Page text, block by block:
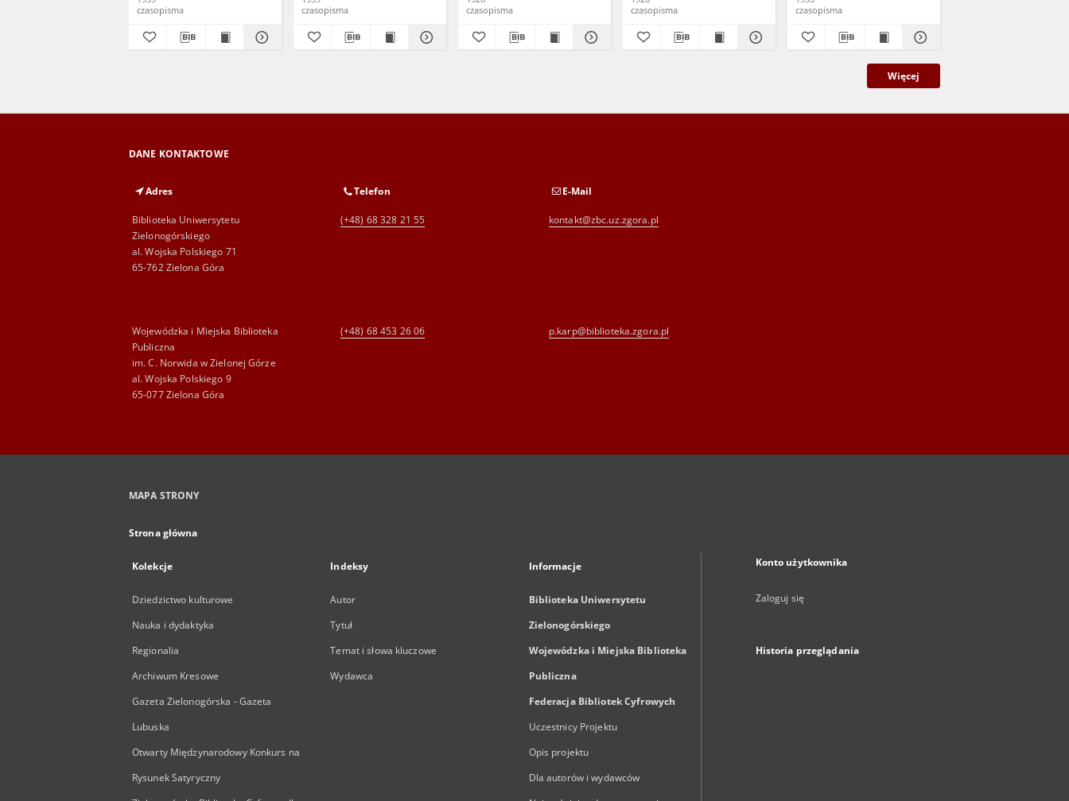
czasopisma
czasopisma
czasopisma
czasopisma
czasopisma
Więcej
DANE KONTAKTOWE
Adres
Biblioteka Uniwersytetu
Zielonogórskiego
al. Wojska Polskiego 71
65-762 Zielona Góra
Telefon
(+48) 68 328 21 55
E-Mail
kontakt@zbc.uz.zgora.pl
Wojewódzka i Miejska Biblioteka
Publiczna
im. C. Norwida w Zielonej Górze
al. Wojska Polskiego 9
65-077 Zielona Góra
(+48) 68 453 26 06 p.karp@biblioteka.zgora.pl
MAPA STRONY
Strona główna
Kolekcje
Dziedzictwo kulturowe
Nauka i dydaktyka
Regionalia
Archiwum Kresowe
Gazeta Zielonogórska - Gazeta
Lubuska
Otwarty Międzynarodowy Konkurs na
Rysunek Satyryczny
Indeksy
Autor
Tytuł
Temat i słowa kluczowe
Wydawca
Informacje
Biblioteka Uniwersytetu
Zielonogórskiego
Wojewódzka i Miejska Biblioteka
Publiczna
Federacja Bibliotek Cyfrowych
Uczestnicy Projektu
Opis projektu
Dla autorów i wydawców
Konto użytkownika
Zaloguj się
Historia przeglądania